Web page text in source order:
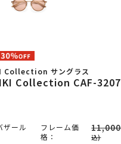
Collection サングラス
Collection CAF-
ザール
フレーム価
格：
11,000
込)